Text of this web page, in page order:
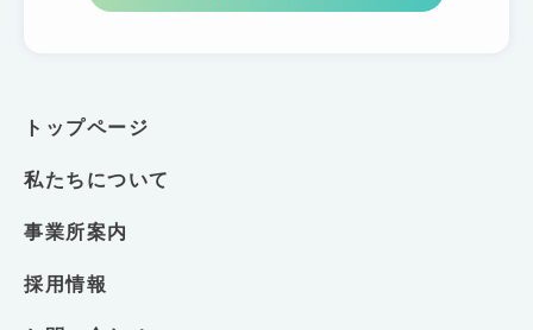
トップページ
私たちについて
事業所案内
採用情報